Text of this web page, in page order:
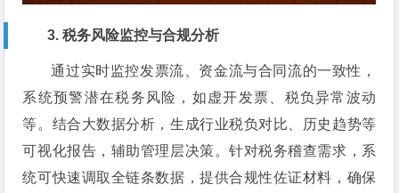
3. 税务风险监控与合规分析
通过实时监控发票流、资金流与合同流的一致性，
系统预警潜在税务风险，如虚开发票、税负异常波动
等。结合大数据分析，生成行业税负对比、历史趋势等
可视化报告，辅助管理层决策。针对税务稽查需求，系
统可快速调取全链条数据，提供合规性佐证材料，确保